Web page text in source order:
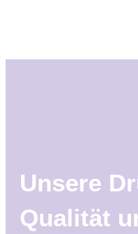
Unsere
Qualität